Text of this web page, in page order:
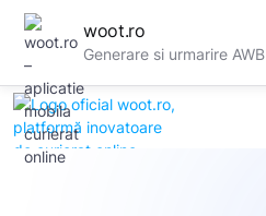
woot.ro
Generare si urmarire AWB